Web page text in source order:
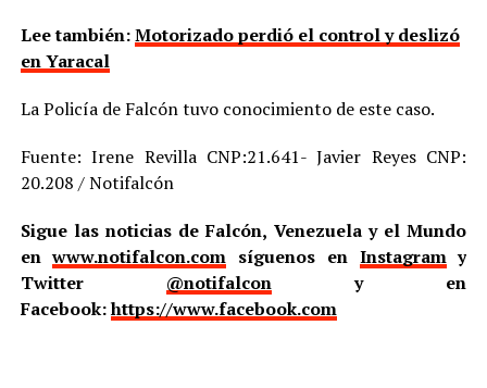
Lee también:Motorizado perdió el control y deslizó
en Yaracal
La Policía de Falcón tuvo conocimiento de este caso.
Fuente: Irene Revilla CNP:21.641- Javier Reyes CNP:
20.208 / Notifalcón
Sigue las noticias de Falcón, Venezuela y el Mundo
enwww.notifalcon.com síguenos en Instagramy
Twitter @notifalcony en
Facebook:https://www.facebook.com